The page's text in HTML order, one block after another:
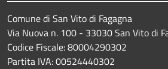
Comune di San Vito di Fagagna
Via Nuova n. 100 - 33030 San Vito di
Codice Fiscale: 80004290302
Partita IVA: 00524440302